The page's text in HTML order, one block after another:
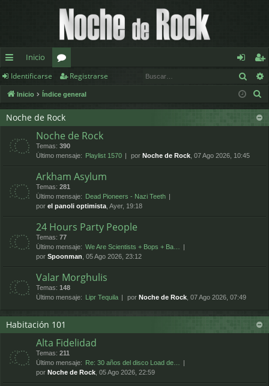
nl
ac
es
os
Inicio
or
os
de
nt
rs
eg
ist
ra
Identificarse Registrarse
Inicio Índice general
Noche de Rock
Noche de Rock
Temas: 390
Último mensaje: Playlist 1570 por Noche de Rock , 07 Ago 2026, 10:45
Arkham Asylum
Temas: 281
Último mensaje: Dead Pioneers - Nazi Teeth
por el panoli optimista , Ayer, 19:18
24 Hours Party People
Temas: 77
Último mensaje: We Are Scientists + Bops + Ba…
por Spoonman , 05 Ago 2026, 23:12
Valar Morghulis
Temas: 148
Último mensaje: Lipr Tequila por Noche de Rock , 07 Ago 2026, 07:49
Habitación 101
Alta Fidelidad
Temas: 211
Último mensaje: Re: 30 años del disco Load de…
por Noche de Rock , 05 Ago 2026, 22:59